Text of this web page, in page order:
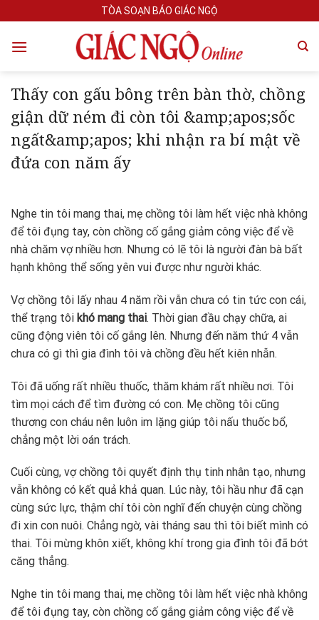
to
content
TÒA SOẠN BÁO GIÁC NGỘ
Thấy con gấu bông trên bàn thờ, chồng
giận dữ ném đi còn tôi &amp;apos;sốc
ngất&amp;apos; khi nhận ra bí mật về
đứa con năm ấy
Nghe tin tôi mang thai, mẹ chồng tôi làm hết việc nhà không
để tôi đụng tay, còn chồng cố gắng giảm công việc để về
nhà chăm vợ nhiều hơn. Nhưng có lẽ tôi là người đàn bà bất
hạnh không thể sống yên vui được như người khác.
Vợ chồng tôi lấy nhau 4 năm rồi vẫn chưa có tin tức con cái,
thể trạng tôi khó mang thai. Thời gian đầu chạy chữa, ai
cũng động viên tôi cố gắng lên. Nhưng đến năm thứ 4 vẫn
chưa có gì thì gia đình tôi và chồng đều hết kiên nhẫn.
Tôi đã uống rất nhiều thuốc, thăm khám rất nhiều nơi. Tôi
tìm mọi cách để tìm đường có con. Mẹ chồng tôi cũng
thương con cháu nên luôn im lặng giúp tôi nấu thuốc bổ,
chẳng một lời oán trách.
Cuối cùng, vợ chồng tôi quyết định thụ tinh nhân tạo, nhưng
vẫn không có kết quả khả quan. Lúc này, tôi hầu như đã cạn
cùng sức lực, thậm chí tôi còn nghĩ đến chuyện cùng chồng
đi xin con nuôi. Chẳng ngờ, vài tháng sau thì tôi biết mình có
thai. Tôi mừng khôn xiết, không khí trong gia đình tôi đã bớt
căng thẳng.
Nghe tin tôi mang thai, mẹ chồng tôi làm hết việc nhà không
để tôi đụng tay, còn chồng cố gắng giảm công việc để về